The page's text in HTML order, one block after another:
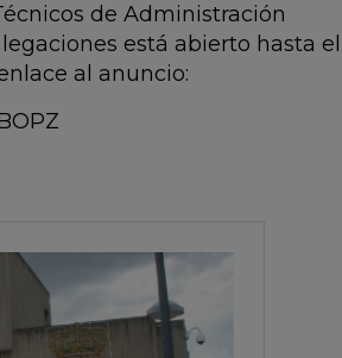
de Administración
está abierto hasta el
al anuncio: